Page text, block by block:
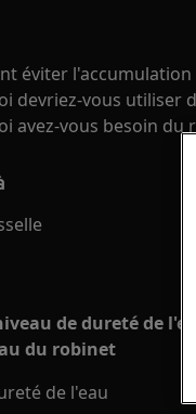
éviter l'accumulation
devriez-vous utiliser
avez-vous besoin du
de dureté de
du robinet
de l'eau